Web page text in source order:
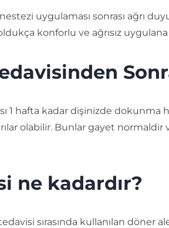
uygulaması sonrası ağrı
konforlu ve ağrısız
1 hafta kadar dişinizde dokunma
olabilir. Bunlar gayet normaldir
ne kadardır?
sırasında kullanılan döner